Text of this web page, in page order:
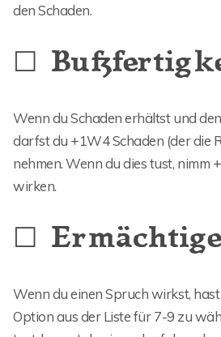
den Schaden.
☐
Wenn du Schaden erhältst und
darfst du +1W4 Schaden (der die
nehmen. Wenn du dies tust, nimm
wirken.
☐
Wenn du einen Spruch wirkst,
Option aus der Liste für 7-9 zu